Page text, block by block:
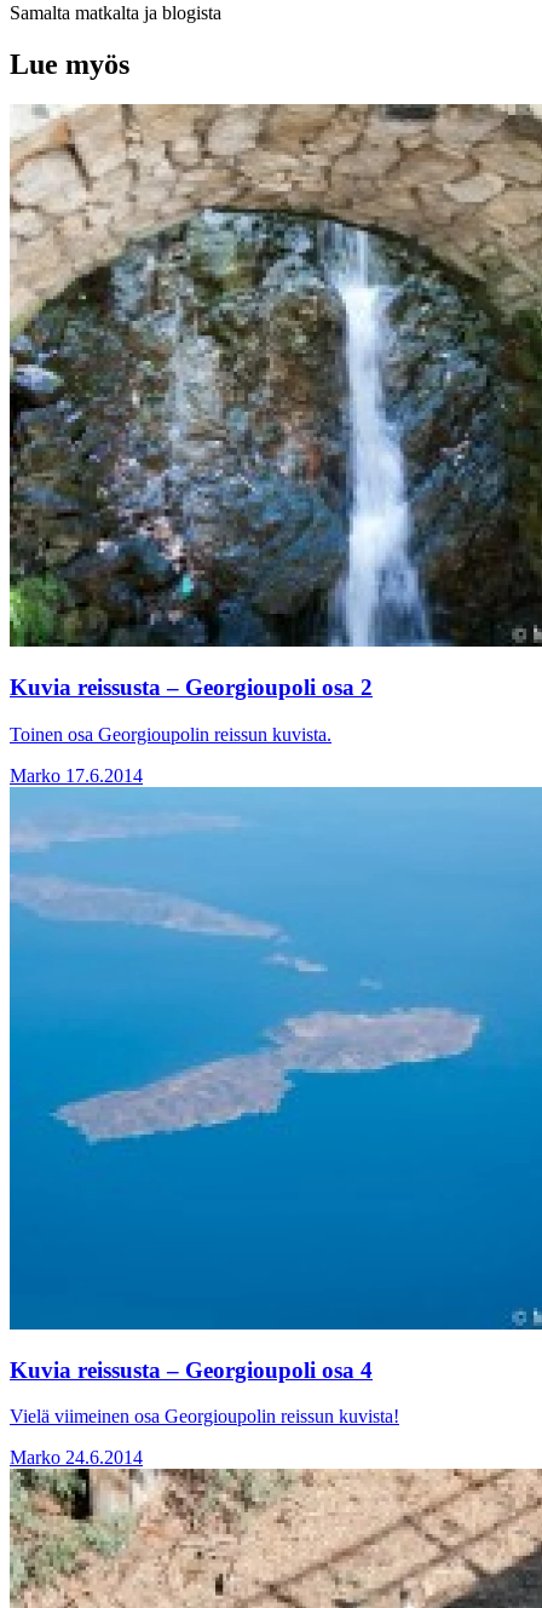
Samalta matkalta ja blogista
Lue myös
Kuvia reissusta – Georgioupoli osa 2
Toinen osa Georgioupolin reissun kuvista.
Marko 17.6.2014
Kuvia reissusta – Georgioupoli osa 4
Vielä viimeinen osa Georgioupolin reissun kuvista!
Marko 24.6.2014